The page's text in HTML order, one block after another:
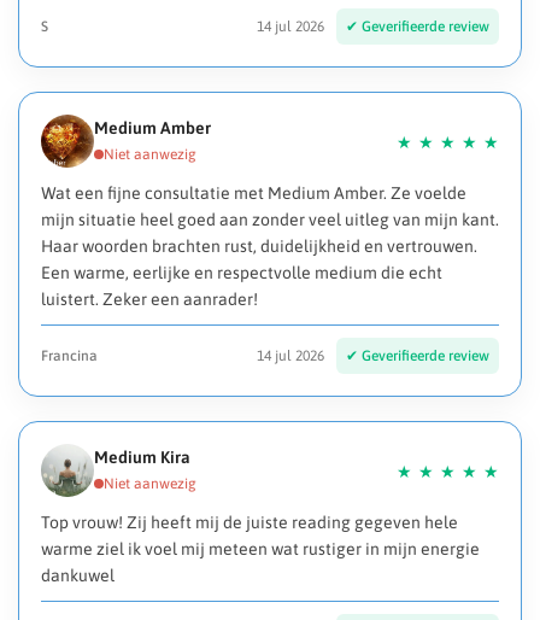
S 14 jul 2026
Medium Amber
Wat een fijne consultatie met Medium Amber. Ze voelde
mijn situatie heel goed aan zonder veel uitleg van mijn kant.
Haar woorden brachten rust, duidelijkheid en vertrouwen.
Een warme, eerlijke en respectvolle medium die echt
luistert. Zeker een aanrader!
Francina 14 jul 2026
Medium Kira
Top vrouw! Zij heeft mij de juiste reading gegeven hele
warme ziel ik voel mij meteen wat rustiger in mijn energie
dankuwel